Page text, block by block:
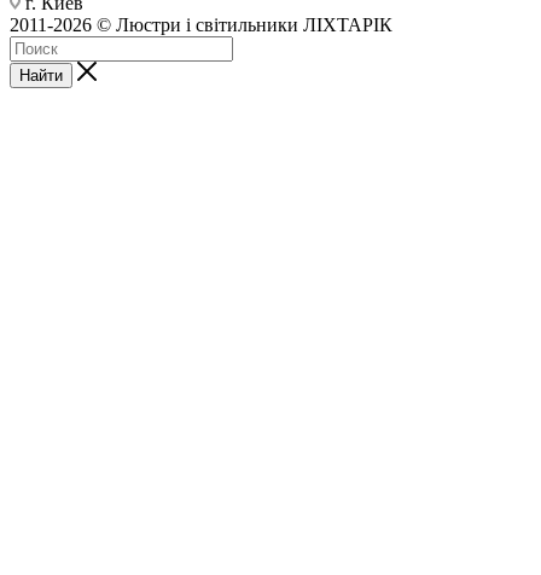
2011-2026 © Люстри і світильники ЛІХТАРІК
Найти